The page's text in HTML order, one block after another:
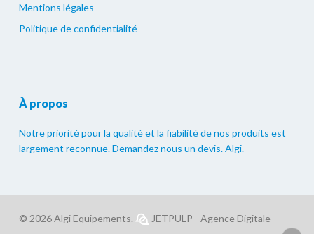
Mentions légales
Politique de confidentialité
À propos
Notre priorité pour la qualité et la fiabilité de nos produits est
largement reconnue. Demandez nous un devis. Algi.
© 2026 Algi Equipements. JETPULP - Agence Digitale